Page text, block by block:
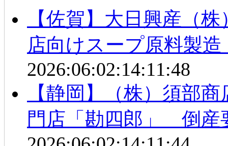
【佐賀】大日興産（
店向けスープ原料製
2026:06:02:14:11:48
【静岡】（株）須部
門店「勘四郎」 倒産